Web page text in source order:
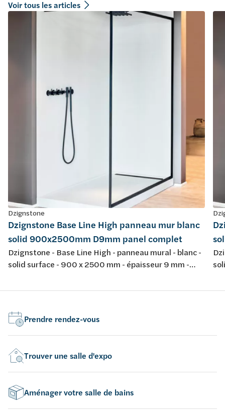
Voir tous les articles
Dzignstone
Dzignstone Base Line High panneau mur blanc
solid 900x2500mm D9mm panel complet
Dzignstone - Base Line High - panneau mural - blanc -
solid surface - 900 x 2500 mm - épaisseur 9 mm -
Solid Filler et Solid Connect
Prendre rendez-vous
Trouver une salle d'expo
Aménager votre salle de bains